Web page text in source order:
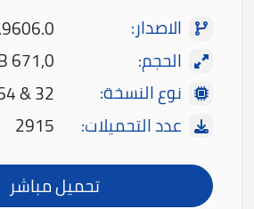
الاصدار:
الحجم:
671,0 MB
نوع النسخة:
32 & 64 bit
عدد التحميلات:
2915
تحميل مباشر